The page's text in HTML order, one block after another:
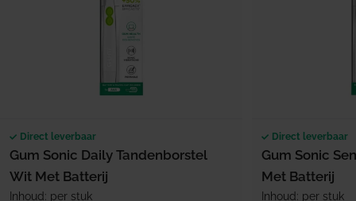
Direct leverbaar
Gum Sonic Daily Tandenborstel
Wit Met Batterij
Inhoud: per stuk
Direct leverbaar
Gum Sonic
Met Batterij
Inhoud: per stuk